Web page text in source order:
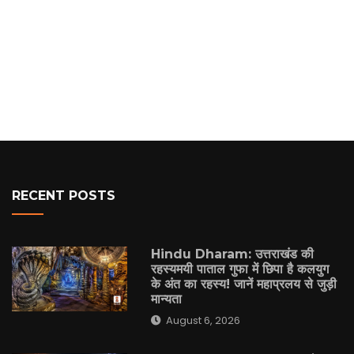
RECENT POSTS
Hindu Dharam: उत्तराखंड की
रहस्यमयी पाताल गुफा में छिपा है कलयुग
के अंत का रहस्य! जानें महाप्रलय से जुड़ी
मान्यता
August 6, 2026